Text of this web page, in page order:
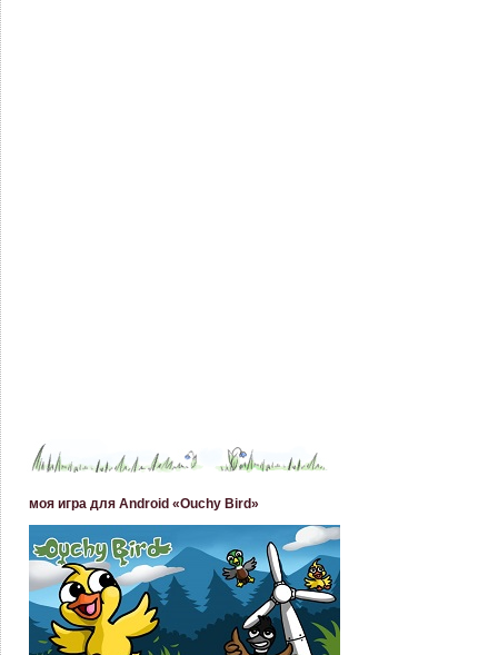
моя игра для Android «Ouchy Bird»